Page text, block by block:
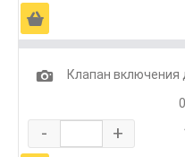
Ä
1
Клапан включения
- +